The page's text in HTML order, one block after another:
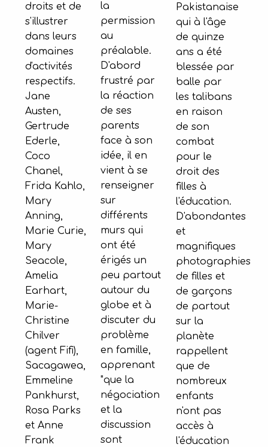
droits et de
s'illustrer
dans leurs
domaines
d'activités
respectifs.
Jane
Austen,
Gertrude
Ederle,
Coco
Chanel,
Frida Kahlo,
Mary
Anning,
Marie Curie,
Mary
Seacole,
Amelia
Earhart,
Marie-
Christine
Chilver
(agent Fifi),
Sacagawea,
Emmeline
Pankhurst,
Rosa Parks
et Anne
Frank
la
permission
au
préalable.
D'abord
frustré par
la réaction
de ses
parents
face à son
idée, il en
vient à se
renseigner
sur
différents
murs qui
ont été
érigés un
peu partout
autour du
globe et à
discuter du
problème
en famille,
apprenant
"que la
négociation
et la
discussion
sont
Pakistanaise
qui à l'âge
de quinze
ans a été
blessée par
balle par
les talibans
en raison
de son
combat
pour le
droit des
filles à
l'éducation.
D'abondantes
et
magnifiques
photographies
de filles et
de garçons
de partout
sur la
planète
rappellent
que de
nombreux
enfants
n'ont pas
accès à
l'éducation